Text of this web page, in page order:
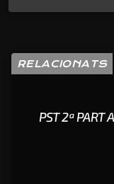
RELACIONATS
PST 2ª PART